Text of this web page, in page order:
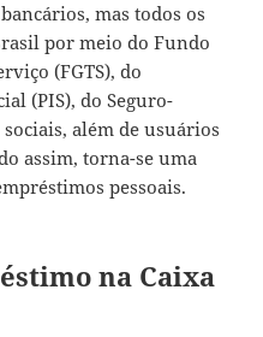
mas todos os
por meio do Fundo
(FGTS), do
(PIS), do Seguro-
além de usuários
assim, torna-se uma
pessoais.
na Caixa